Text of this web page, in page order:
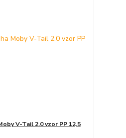
V-Tail 2.0 vzor PP 12,5